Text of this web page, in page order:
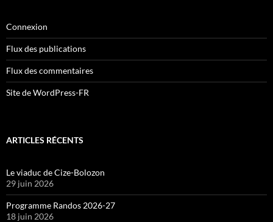
Connexion
Flux des publications
Flux des commentaires
Site de WordPress-FR
ARTICLES RÉCENTS
Le viaduc de Cize-Bolozon
29 juin 2026
Programme Randos 2026-27
18 juin 2026